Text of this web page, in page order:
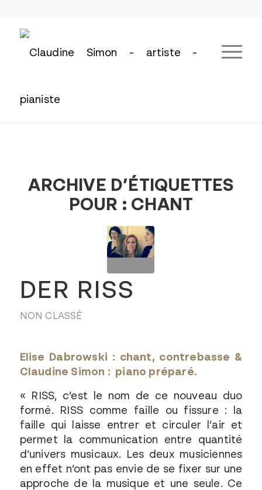
ARCHIVE D’ÉTIQUETTES
POUR : CHANT
DER RISS
NON CLASSÉ
Elise Dabrowski : chant, contrebasse &
Claudine Simon : piano préparé.
« RISS, c’est le nom de ce nouveau duo
formé. RISS comme faille ou fissure : la
faille qui laisse entrer et circuler l’air et
permet la communication entre quantité
d’univers musicaux. Les deux musiciennes
en effet n’ont pas envie de se fixer sur une
approche de la musique et une seule. Ce